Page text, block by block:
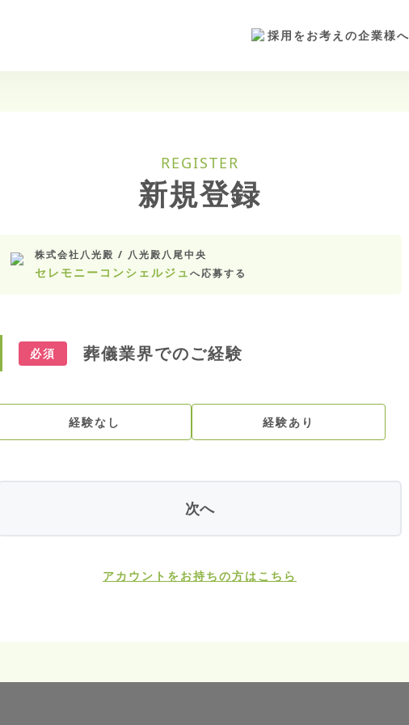
採用をお考えの企業様へ
REGISTER
新規登録
株式会社八光殿 / 八光殿八尾中央
セレモニーコンシェルジュへ応募する
必須 葬儀業界でのご経験
経験なし 経験あり
次へ
アカウントをお持ちの方はこちら